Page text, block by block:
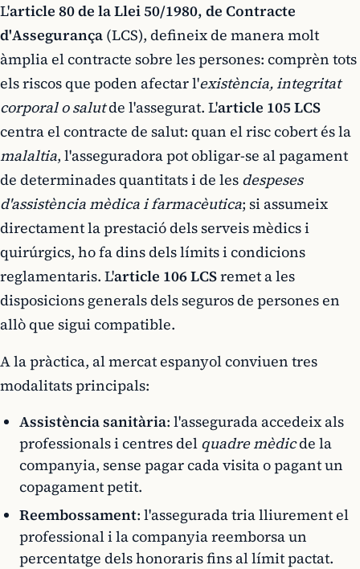
L'article 80 de la Llei 50/1980, de Contracte
d'Assegurança (LCS), defineix de manera molt
àmplia el contracte sobre les persones: comprèn tots
els riscos que poden afectar l'existència, integritat
corporal o salutde l'assegurat. L'article 105 LCS
centra el contracte de salut: quan el risc cobert és la
malaltia, l'asseguradora pot obligar-se al pagament
de determinades quantitats i de les despeses
d'assistència mèdica i farmacèutica; si assumeix
directament la prestació dels serveis mèdics i
quirúrgics, ho fa dins dels límits i condicions
reglamentaris. L'article 106 LCSremet a les
disposicions generals dels seguros de persones en
allò que sigui compatible.
A la pràctica, al mercat espanyol conviuen tres
modalitats principals:
Assistència sanitària: l'assegurada accedeix als
professionals i centres del quadre mèdicde la
companyia, sense pagar cada visita o pagant un
copagament petit.
Reembossament: l'assegurada tria lliurement el
professional i la companyia reemborsa un
percentatge dels honoraris fins al límit pactat.